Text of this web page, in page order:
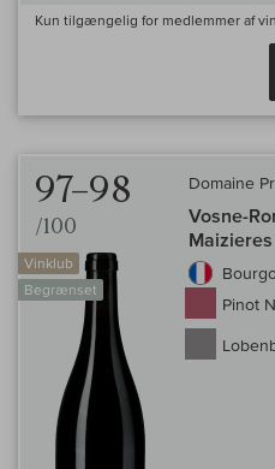
Kun tilgængelig for medlemmer af
97–98
/100
Vinklub
Begrænset
Domaine
Vosne-
Pinot